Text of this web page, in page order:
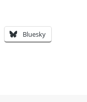
Bluesky